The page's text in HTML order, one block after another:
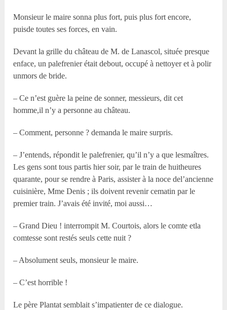
Monsieur le maire sonna plus fort, puis plus fort encore,
puisde toutes ses forces, en vain.
Devant la grille du château de M. de Lanascol, située presque
enface, un palefrenier était debout, occupé à nettoyer et à polir
unmors de bride.
– Ce n’est guère la peine de sonner, messieurs, dit cet
homme,il n’y a personne au château.
– Comment, personne ? demanda le maire surpris.
– J’entends, répondit le palefrenier, qu’il n’y a que lesmaîtres.
Les gens sont tous partis hier soir, par le train de huitheures
quarante, pour se rendre à Paris, assister à la noce del’ancienne
cuisinière, Mme Denis ; ils doivent revenir cematin par le
premier train. J’avais été invité, moi aussi…
– Grand Dieu ! interrompit M. Courtois, alors le comte etla
comtesse sont restés seuls cette nuit ?
– Absolument seuls, monsieur le maire.
– C’est horrible !
Le père Plantat semblait s’impatienter de ce dialogue.